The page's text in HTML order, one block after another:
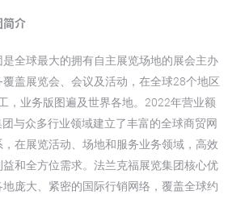
简介
全球最大的拥有自主展览场地的展会主办
盖展览会、会议及活动，在全球28个地区
，业务版图遍及世界各地。2022年营业额
与众多行业领域建立了丰富的全球商贸网
在展览活动、场地和服务业务领域，高效
和全方位需求。法兰克福展览集团核心优
庞大、紧密的国际行销网络，覆盖全球约